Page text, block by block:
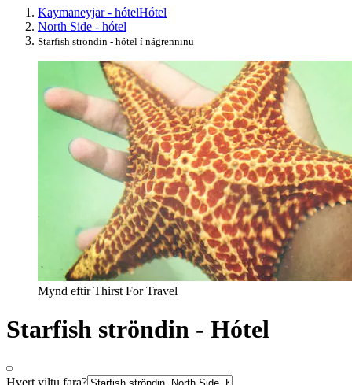
Kaymaneyjar - hótelHótel
North Side - hótel
Starfish ströndin - hótel í nágrenninu
Mynd eftir Thirst For Travel
Starfish ströndin - Hótel